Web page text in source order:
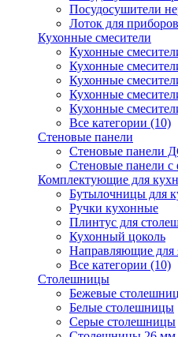
Посудосушители
Лоток для приборов
Кухонные смесители
Кухонные
Кухонные
Кухонные
Кухонные
Кухонные
Все категории (10)
Стеновые панели
Стеновые панели
Стеновые панели с
Комплектующие для
Бутылочницы для
Ручки кухонные
Плинтус для
Кухонный цоколь
Направляющие для
Все категории (10)
Столешницы
Бежевые
Белые столешницы
Серые столешницы